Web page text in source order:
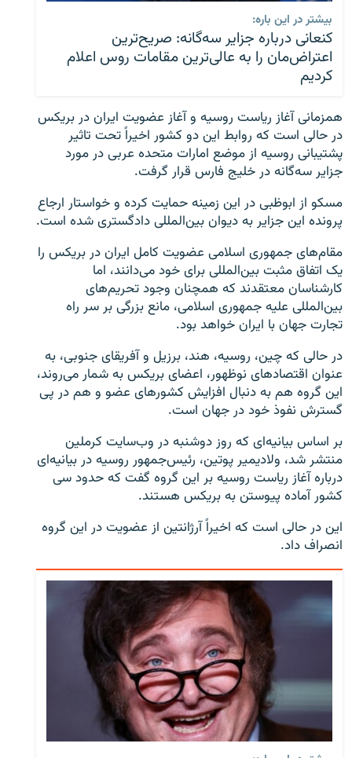
بیشتر در این باره:
کنعانی درباره جزایر سه‌گانه: صریح‌ترین
اعتراض‌مان را به عالی‌ترین مقامات روس اعلام
کردیم
همزمانی آغاز ریاست روسیه و آغاز عضویت ایران در بریکس
در حالی است که روابط این دو کشور اخیراً تحت تاثیر
پشتیبانی روسیه از موضع امارات متحده عربی در مورد
جزایر سه‌گانه در خلیج فارس قرار گرفت.
مسکو از ابوظبی در این زمینه حمایت کرده و خواستار ارجاع
پرونده این جزایر به دیوان بین‌المللی دادگستری شده است.
مقام‌های جمهوری اسلامی عضویت کامل ایران در بریکس را
یک اتفاق مثبت بین‌المللی برای خود می‌دانند، اما
کارشناسان معتقدند که همچنان وجود تحریم‌های
بین‌المللی علیه جمهوری اسلامی، مانع بزرگی بر سر راه
تجارت جهان با ایران خواهد بود.
در حالی که چین، روسیه، هند، برزیل و آفریقای جنوبی، به
عنوان اقتصادهای نوظهور، اعضای بریکس به شمار می‌روند،
این گروه هم به دنبال افزایش کشورهای عضو و هم در پی
گسترش نفوذ خود در جهان است.
بر اساس بیانیه‌ای که روز دوشنبه در وب‌سایت کرملین
منتشر شد، ولادیمیر پوتین، رئیس‌جمهور روسیه در بیانیه‌ای
درباره آغاز ریاست روسیه بر این گروه گفت که حدود سی
کشور آماده پیوستن به بریکس هستند.
این در حالی است که اخیراً آرژانتین از عضویت در این گروه
انصراف داد.